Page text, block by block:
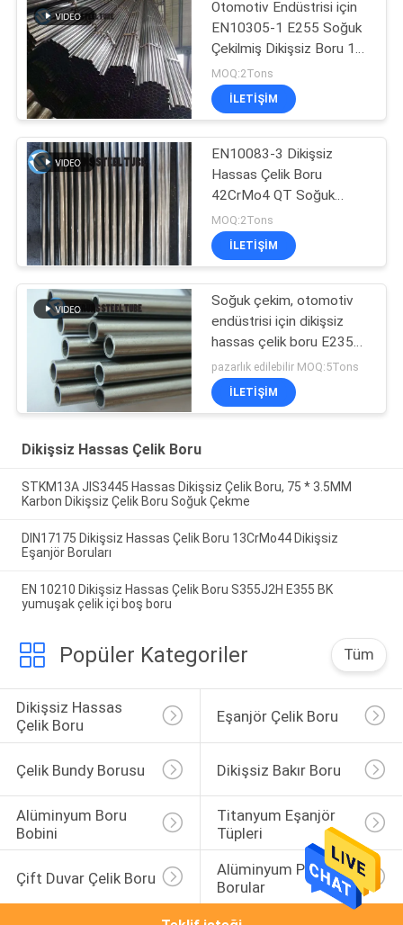
Otomotiv Endüstrisi için
EN10305-1 E255 Soğuk
Çekilmiş Dikişsiz Boru 16
* 1mm
MOQ:2Tons
ILETIŞIM
EN10083-3 Dikişsiz
Hassas Çelik Boru
42CrMo4 QT Soğuk
Çekilmiş Ekstrüde
MOQ:2Tons
ILETIŞIM
Soğuk çekim, otomotiv
endüstrisi için dikişsiz
hassas çelik boru E235
NBK EN10305-1
pazarlık edilebilir MOQ:5Tons
ILETIŞIM
Dikişsiz Hassas Çelik Boru
STKM13A JIS3445 Hassas Dikişsiz Çelik Boru, 75 * 3.5MM
Karbon Dikişsiz Çelik Boru Soğuk Çekme
DIN17175 Dikişsiz Hassas Çelik Boru 13CrMo44 Dikişsiz
Eşanjör Boruları
EN 10210 Dikişsiz Hassas Çelik Boru S355J2H E355 BK
yumuşak çelik içi boş boru
Popüler Kategoriler Tüm
Dikişsiz Hassas
Çelik Boru
Eşanjör Çelik Boru
Çelik Bundy Borusu Dikişsiz Bakır Boru
Alüminyum Boru
Bobini
Titanyum Eşanjör
Tüpleri
Çift Duvar Çelik Boru
Alüminyum Pirinç
Borular